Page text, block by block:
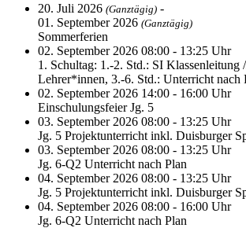
20. Juli 2026 (Ganztägig) -
01. September 2026 (Ganztägig)
Sommerferien
02. September 2026 08:00 - 13:25 Uhr
1. Schultag: 1.-2. Std.: SI Klassenleitung
Lehrer*innen, 3.-6. Std.: Unterricht nach
02. September 2026 14:00 - 16:00 Uhr
Einschulungsfeier Jg. 5
03. September 2026 08:00 - 13:25 Uhr
Jg. 5 Projektunterricht inkl. Duisburger
03. September 2026 08:00 - 13:25 Uhr
Jg. 6-Q2 Unterricht nach Plan
04. September 2026 08:00 - 13:25 Uhr
Jg. 5 Projektunterricht inkl. Duisburger
04. September 2026 08:00 - 16:00 Uhr
Jg. 6-Q2 Unterricht nach Plan